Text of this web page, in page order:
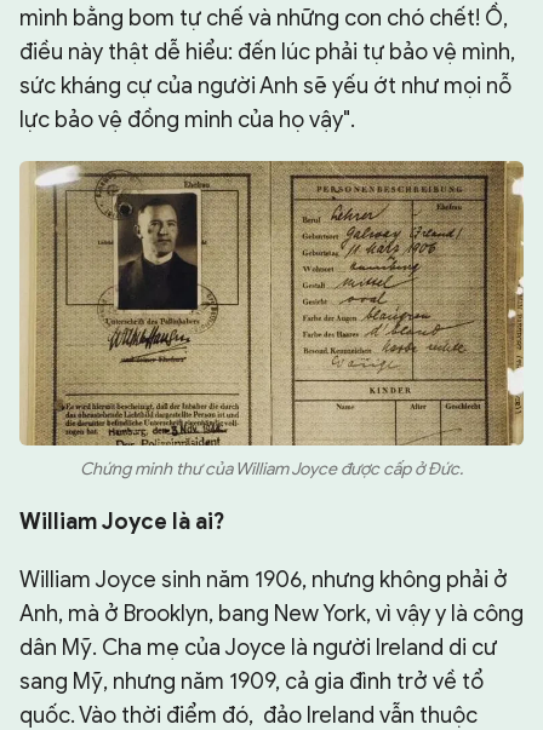
mình bằng bom tự chế và những con chó chết! Ồ,
điều này thật dễ hiểu: đến lúc phải tự bảo vệ mình,
sức kháng cự của người Anh sẽ yếu ớt như mọi nỗ
lực bảo vệ đồng minh của họ vậy".
Chứng minh thư của William Joyce được cấp ở Đức.
William Joyce là ai?
William Joyce sinh năm 1906, nhưng không phải ở
Anh, mà ở Brooklyn, bang New York, vì vậy y là công
dân Mỹ. Cha mẹ của Joyce là người Ireland di cư
sang Mỹ, nhưng năm 1909, cả gia đình trở về tổ
quốc. Vào thời điểm đó, đảo Ireland vẫn thuộc